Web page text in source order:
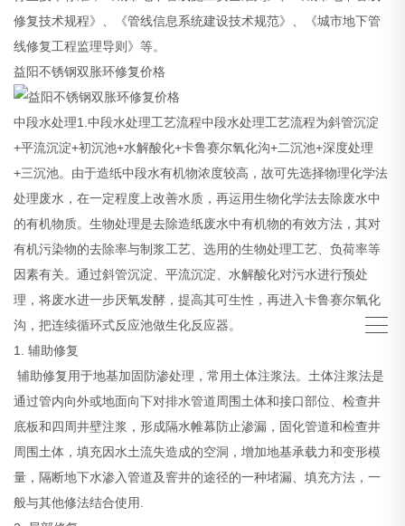
修复技术规程》、《管线信息系统建设技术规范》、《城市地下管
线修复工程监理导则》等。
益阳不锈钢双胀环修复价格
中段水处理1.中段水处理工艺流程中段水处理工艺流程为斜管沉淀
+平流沉淀+初沉池+水解酸化+卡鲁赛尔氧化沟+二沉池+深度处理
+三沉池。由于造纸中段水有机物浓度较高，故可先选择物理化学法
处理废水，在一定程度上改善水质，再运用生物化学法去除废水中
的有机物质。生物处理是去除造纸废水中有机物的有效方法，其对
有机污染物的去除率与制浆工艺、选用的生物处理工艺、负荷率等
因素有关。通过斜管沉淀、平流沉淀、水解酸化对污水进行预处
理，将废水进一步厌氧发酵，提高其可生性，再进入卡鲁赛尔氧化
沟，把连续循环式反应池做生化反应器。
1. 辅助修复
辅助修复用于地基加固防渗处理，常用土体注浆法。土体注浆法是
通过管内向外或地面向下对排水管道周围土体和接口部位、检查井
底板和四周井壁注浆，形成隔水帷幕防止渗漏，固化管道和检查井
周围土体，填充因水土流失造成的空洞，增加地基承载力和变形模
量，隔断地下水渗入管道及窨井的途径的一种堵漏、填充方法，一
般与其他修法结合使用.